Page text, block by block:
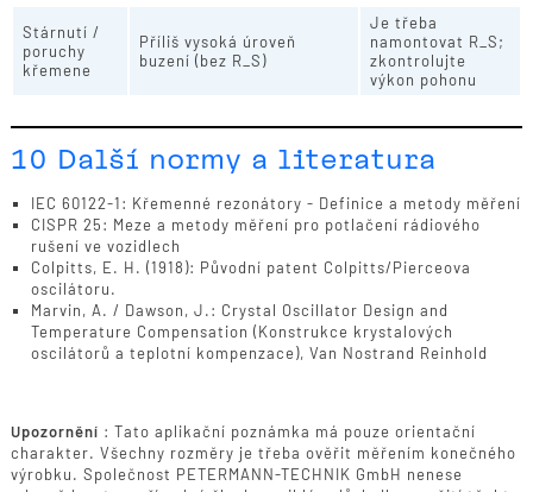
Stárnutí /
poruchy
křemene
Příliš vysoká úroveň
buzení (bez R_S)
Je třeba
namontovat R_S;
zkontrolujte
výkon pohonu
10 Další normy a literatura
IEC 60122-1: Křemenné rezonátory - Definice a metody měření
CISPR 25: Meze a metody měření pro potlačení rádiového
rušení ve vozidlech
Colpitts, E. H. (1918): Původní patent Colpitts/Pierceova
oscilátoru.
Marvin, A. / Dawson, J.: Crystal Oscillator Design and
Temperature Compensation (Konstrukce krystalových
oscilátorů a teplotní kompenzace), Van Nostrand Reinhold
Upozornění : Tato aplikační poznámka má pouze orientační
charakter. Všechny rozměry je třeba ověřit měřením konečného
výrobku. Společnost PETERMANN-TECHNIK GmbH nenese